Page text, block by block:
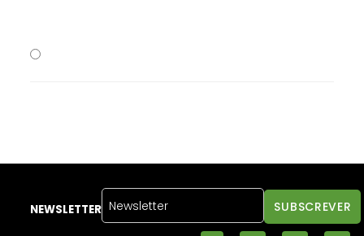
NEWSLETTER